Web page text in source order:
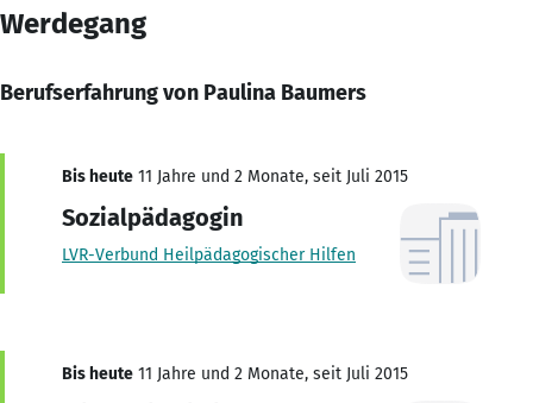
Werdegang
Berufserfahrung von Paulina Baumers
Bis heute 11 Jahre und 2 Monate, seit Juli 2015
Sozialpädagogin
LVR-Verbund Heilpädagogischer Hilfen
Bis heute 11 Jahre und 2 Monate, seit Juli 2015